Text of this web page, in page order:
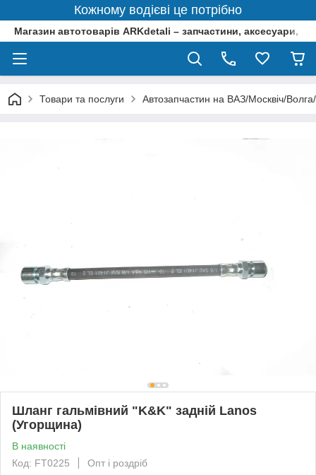
Кожному водієві це потрібно
Магазин автотоварів ARKdetali – запчастини, аксесуари,
Товари та послуги Автозапчастин на ВАЗ/Москвіч/
Шланг гальмівний "K&K" задній Lanos
(Угорщина)
В наявності
Код: FT0225
Опт і роздріб